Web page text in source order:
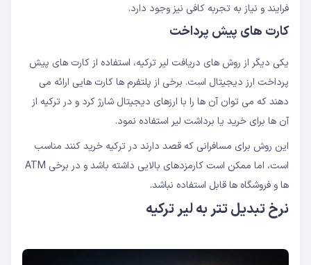
فرایند و نیاز به تجربه کافی نیز وجود دارد.
کارت های پیش پرداخت
یکی دیگر از روش های دریافت لیر ترکیه، استفاده از کارت های پیش
پرداخت ارز دیجیتال است. برخی از پلتفرم ها کارت هایی ارائه می
دهند که می توان آن ها را با ارزهای دیجیتال شارژ کرد و در ترکیه از
آن ها برای خرید یا برداشت لیر استفاده نمود.
این روش برای مسافرانی که قصد دارند در ترکیه خرید کنند مناسب
است، اما ممکن است کارمزدهای بالایی داشته باشد و در برخی ATM
ها و فروشگاه ها قابل استفاده نباشد.
نرخ تبدیل تتر به لیر ترکیه